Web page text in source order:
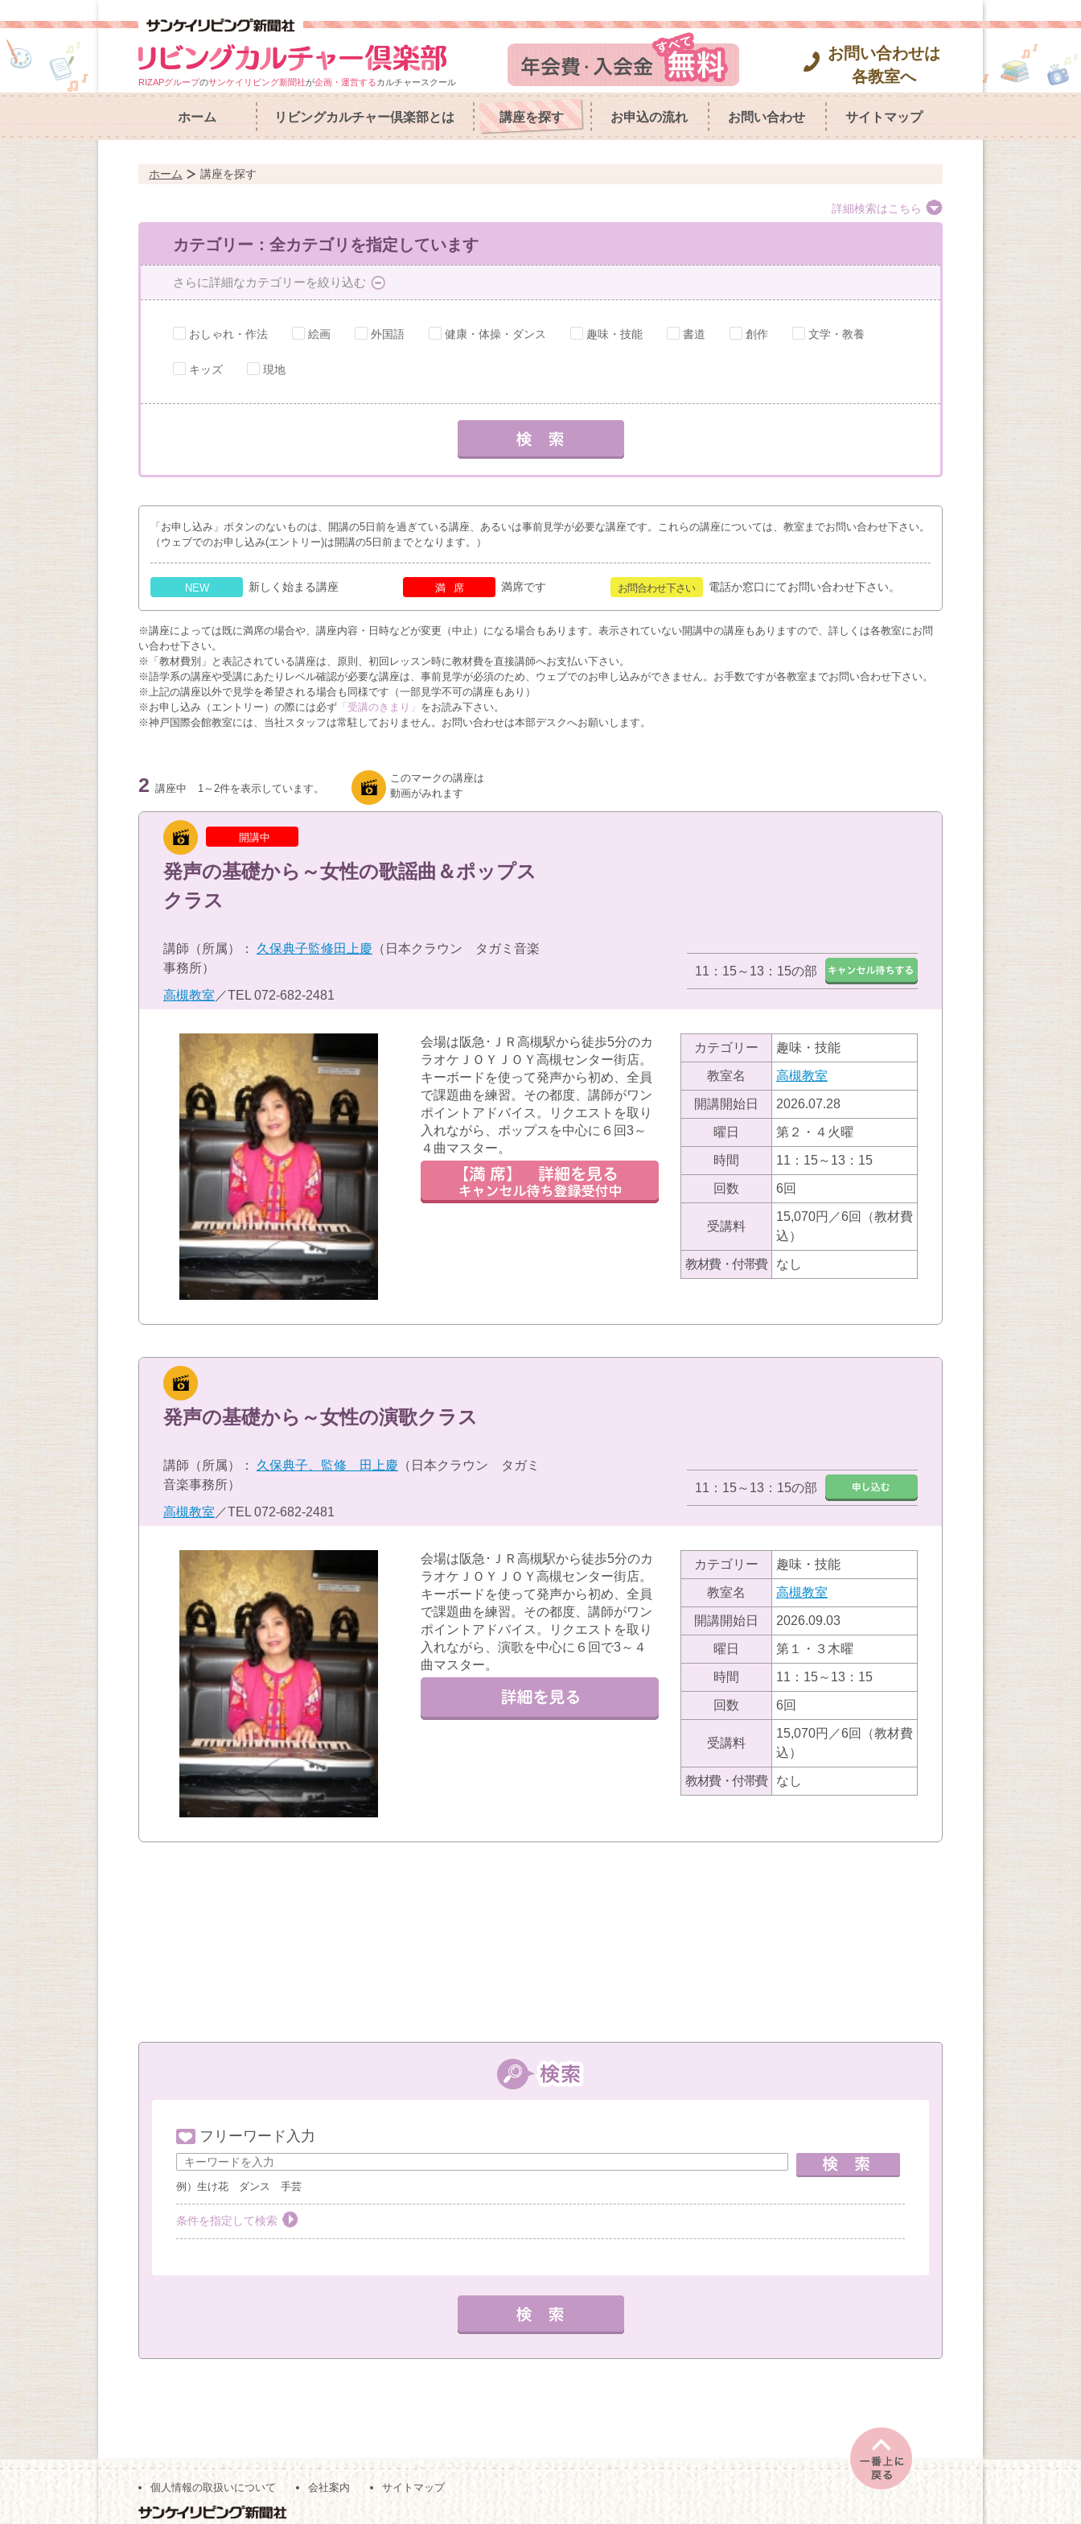
RIZAPグループのサンケイリビング新聞社が企画・運営するカルチャースクール
お問い合わせは
各教室へ
ホーム リビングカルチャー倶楽部とは 講座を探す お申込の流れ お問い合わせ サイトマップ
ホーム 講座を探す
詳細検索はこちら
カテゴリー：全カテゴリを指定しています
さらに詳細なカテゴリーを絞り込む
おしゃれ・作法 絵画 外国語 健康・体操・ダンス 趣味・技能 書道 創作 文学・教養
キッズ 現地
「お申し込み」ボタンのないものは、開講の5日前を過ぎている講座、あるいは事前見学が必要な講座です。これらの講座については、教室までお問い合わせ下さい。
（ウェブでのお申し込み(エントリー)は開講の5日前までとなります。）
NEW 新しく始まる講座 満席 満席です お問合わせ下さい 電話か窓口にてお問い合わせ下さい。
※講座によっては既に満席の場合や、講座内容・日時などが変更（中止）になる場合もあります。表示されていない開講中の講座もありますので、詳しくは各教室にお問
い合わせ下さい。
※「教材費別」と表記されている講座は、原則、初回レッスン時に教材費を直接講師へお支払い下さい。
※語学系の講座や受講にあたりレベル確認が必要な講座は、事前見学が必須のため、ウェブでのお申し込みができません。お手数ですが各教室までお問い合わせ下さい。
※上記の講座以外で見学を希望される場合も同様です（一部見学不可の講座もあり）
※お申し込み（エントリー）の際には必ず 「受講のきまり」 をお読み下さい。
※神戸国際会館教室には、当社スタッフは常駐しておりません。お問い合わせは本部デスクへお願いします。
2 講座中 1～2件を表示しています。
このマークの講座は
動画がみれます
開講中
発声の基礎から～女性の歌謡曲＆ポップス
クラス
講師（所属）： 久保典子監修田上慶 （日本クラウン タガミ音楽
事務所）
高槻教室 ／TEL 072-682-2481
11：15～13：15の部
会場は阪急･ＪＲ高槻駅から徒歩5分のカ
ラオケＪＯＹＪＯＹ高槻センター街店。
キーボードを使って発声から初め、全員
で課題曲を練習。その都度、講師がワン
ポイントアドバイス。リクエストを取り
入れながら、ポップスを中心に６回3～
４曲マスター。
カテゴリー 趣味・技能
教室名 高槻教室
開講開始日 2026.07.28
曜日 第２・４火曜
時間 11：15～13：15
回数 6回
受講料
15,070円／6回（教材費
込）
教材費・付帯費 なし
発声の基礎から～女性の演歌クラス
講師（所属）： 久保典子、監修 田上慶 （日本クラウン タガミ
音楽事務所）
高槻教室 ／TEL 072-682-2481
11：15～13：15の部
会場は阪急･ＪＲ高槻駅から徒歩5分のカ
ラオケＪＯＹＪＯＹ高槻センター街店。
キーボードを使って発声から初め、全員
で課題曲を練習。その都度、講師がワン
ポイントアドバイス。リクエストを取り
入れながら、演歌を中心に６回で3～４
曲マスター。
カテゴリー 趣味・技能
教室名 高槻教室
開講開始日 2026.09.03
曜日 第１・３木曜
時間 11：15～13：15
回数 6回
受講料
15,070円／6回（教材費
込）
教材費・付帯費 なし
フリーワード入力
例）生け花 ダンス 手芸
条件を指定して検索
カテゴリーを選ぶ
曜日の指定
月
開始時間の指定
午前の部 午後の部 夜の部
（※複数回答可）
個人情報の取扱いについて 会社案内 サイトマップ